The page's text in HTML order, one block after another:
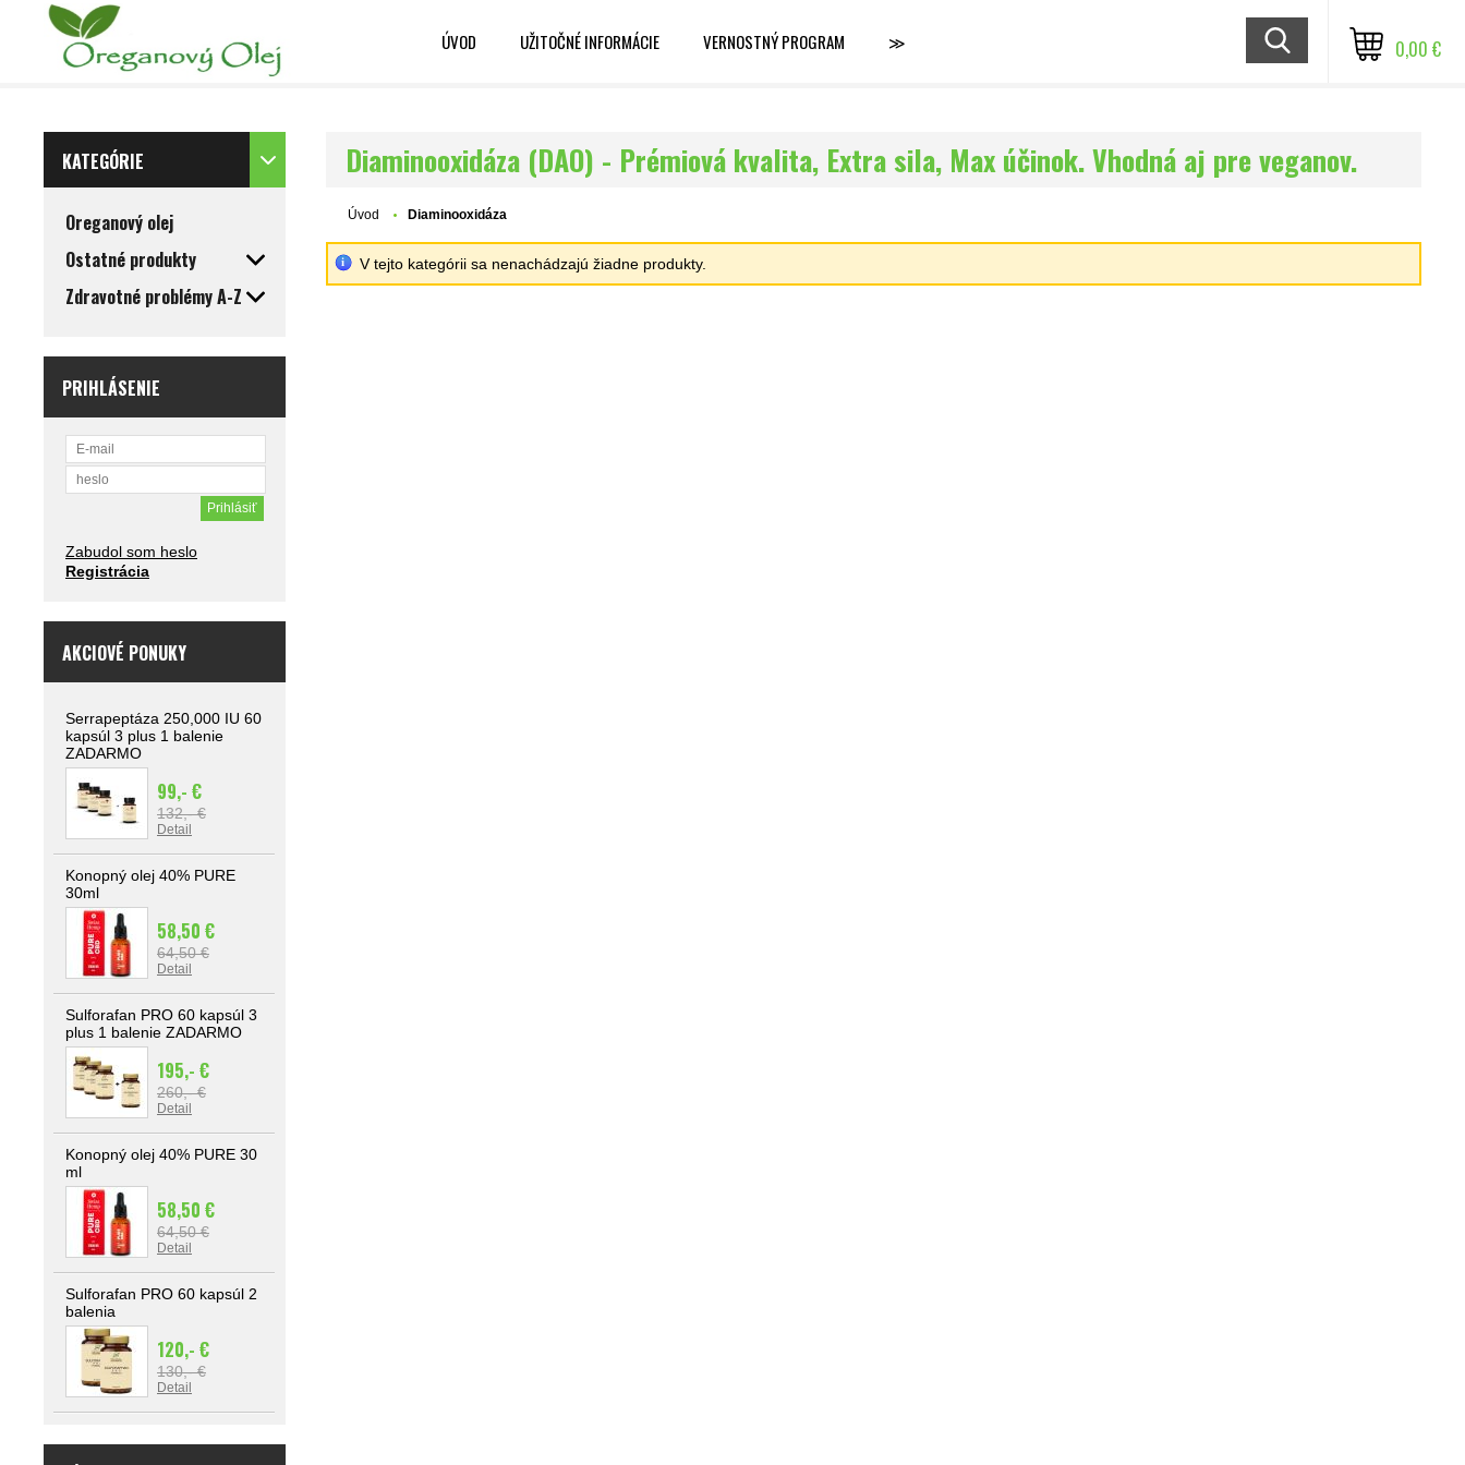
ÚVOD UŽITOČNÉ INFORMÁCIE VERNOSTNÝ PROGRAM ≫ 0,00 €
KATEGÓRIE
Oreganový olej
Ostatné produkty
Zdravotné problémy A-Z
PRIHLÁSENIE
Zabudol som heslo
Registrácia
AKCIOVÉ PONUKY
Serrapeptáza 250,000 IU 60
kapsúl 3 plus 1 balenie
ZADARMO
99,- €
132,- €
Detail
Konopný olej 40% PURE
30ml
58,50 €
64,50 €
Detail
Sulforafan PRO 60 kapsúl 3
plus 1 balenie ZADARMO
195,- €
260,- €
Detail
Konopný olej 40% PURE 30
ml
58,50 €
64,50 €
Detail
Sulforafan PRO 60 kapsúl 2
balenia
120,- €
130,- €
Detail
Diaminooxidáza (DAO) - Prémiová kvalita, Extra sila, Max účinok. Vhodná aj pre veganov.
Úvod Diaminooxidáza
V tejto kategórii sa nenachádzajú žiadne produkty.